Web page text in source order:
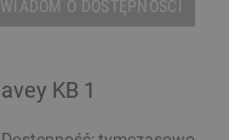
O DOSTĘPNOŚCI
KB 1